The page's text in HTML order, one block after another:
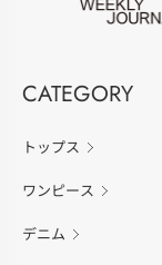
CATEGORY
トップス
ワンピース
デニム